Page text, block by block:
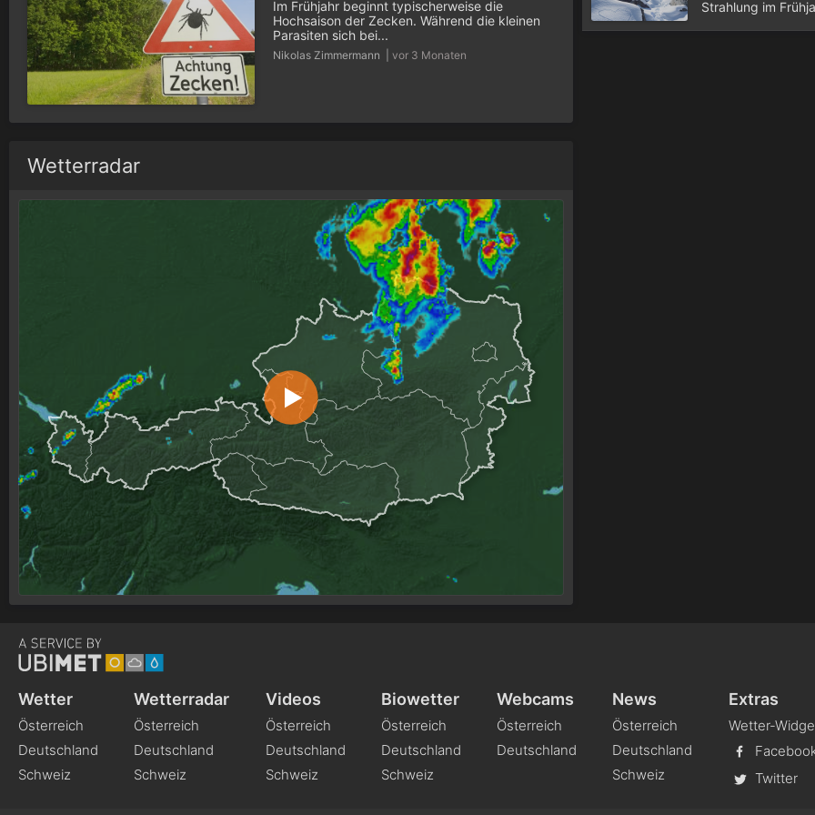
Nikolas Zimmermann | vor 3 Monaten
Im Frühjahr beginnt typischerweise die
Hochsaison der Zecken. Während die kleinen
Parasiten sich bei...
Wetterradar
Strahlung im
Wetter
Österreich
Deutschland
Schweiz
Wetterradar
Österreich
Deutschland
Schweiz
Videos
Österreich
Deutschland
Schweiz
Biowetter
Österreich
Deutschland
Schweiz
Webcams
Österreich
Deutschland
News
Österreich
Deutschland
Schweiz
Extras
Wetter-
Twitter